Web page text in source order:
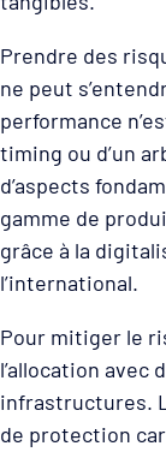
Prendre des
ne peut
performance
timing ou d’un
d’aspects
gamme de
grâce à la
l’international.
Pour mitiger le
l’allocation avec
infrastructures.
de protection